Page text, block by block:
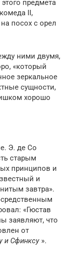
предмета
II,
посох с орел
ними двумя,
«который
зеркальное
сущности,
хорошо
Э. де Со
старым
принципов и
и
завтра».
«Гюстав
заявляют, что
от
и Сфинксу».